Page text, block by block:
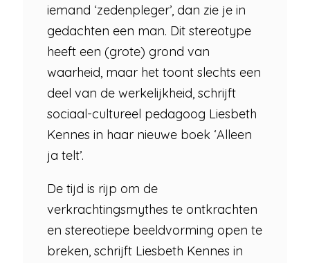
iemand ‘zedenpleger’, dan zie je in
gedachten een man. Dit stereotype
heeft een (grote) grond van
waarheid, maar het toont slechts een
deel van de werkelijkheid, schrijft
sociaal-cultureel pedagoog Liesbeth
Kennes in haar nieuwe boek ‘Alleen
ja telt’.
De tijd is rijp om de
verkrachtingsmythes te ontkrachten
en stereotiepe beeldvorming open te
breken, schrijft Liesbeth Kennes in